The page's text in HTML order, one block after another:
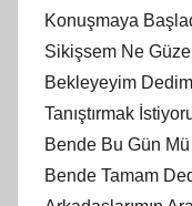
Konuşmaya
Sikişsem Ne
Bekleyeyim
Tanıştırmak
Bende Bu Gün
Bende Tamam